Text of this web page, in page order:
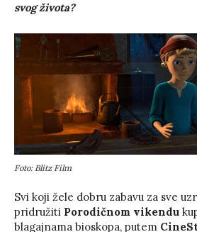
svog života?
Foto: Blitz Film
Svi koji žele dobru zabavu za sve
pridružiti Porodičnom vikendu
blagajnama bioskopa, putem